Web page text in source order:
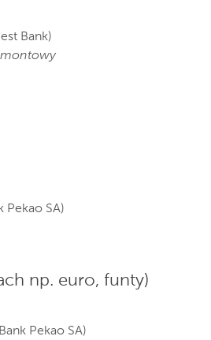
Bank)
Pekao SA)
np. euro, funty)
Pekao SA)